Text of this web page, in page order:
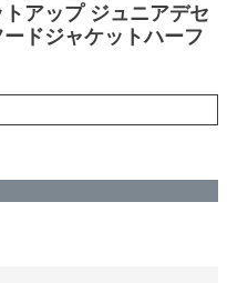
アップ ジュニアデセ
ドジャケットハーフ